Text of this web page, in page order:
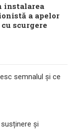
instalarea
a apelor
scurgere
semnalul și ce
și